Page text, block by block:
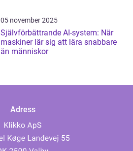
05 november 2025
Självförbättrande AI-system: När
maskiner lär sig att lära snabbare
än människor
Adress